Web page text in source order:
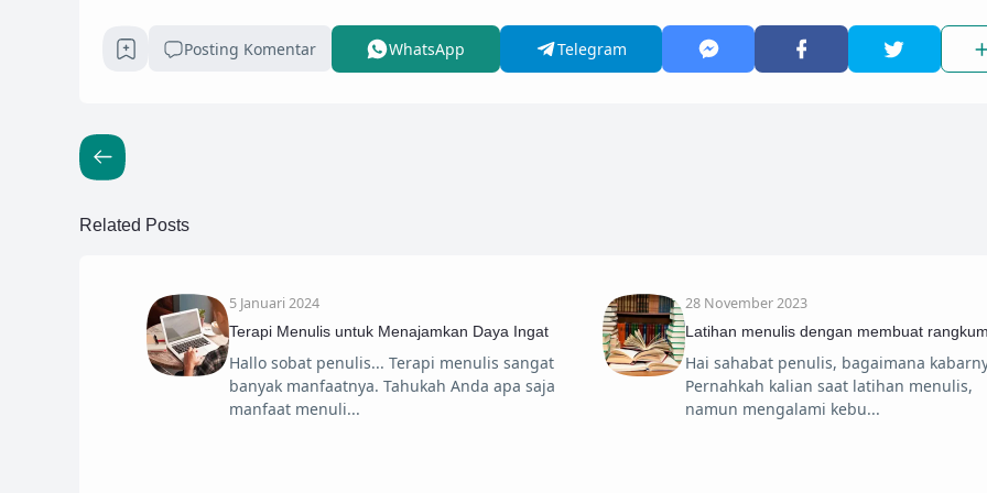
Posting Komentar WhatsApp Telegram
Related Posts
5 Januari 2024
Terapi Menulis untuk Menajamkan Daya Ingat
Hallo sobat penulis... Terapi menulis sangat
banyak manfaatnya. Tahukah Anda apa saja
manfaat menuli
28 November 2023
Latihan menulis dengan membuat
Hai sahabat penulis, bagaimana
Pernahkah kalian saat latihan menulis,
namun mengalami kebu